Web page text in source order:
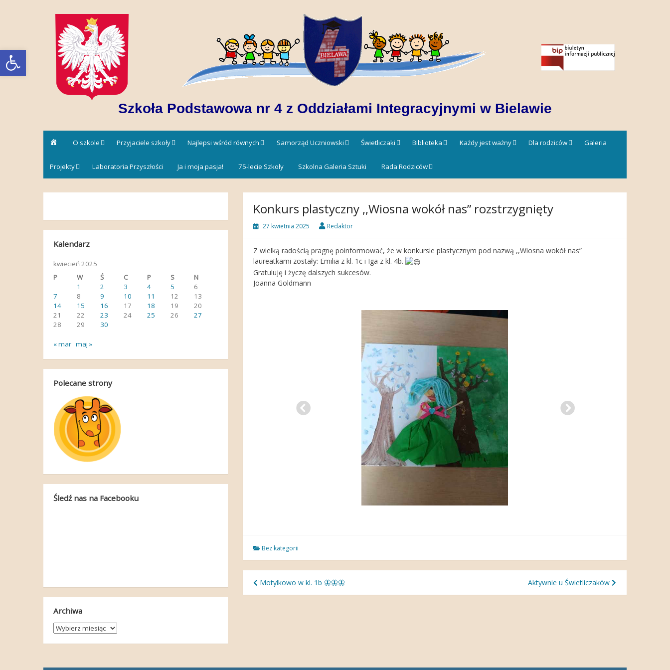
Open toolbar
Szkoła Podstawowa nr 4 z Oddziałami Integracyjnymi w Bielawie
Strona
główna
O szkole Przyjaciele szkoły Najlepsi wśród równych Samorząd Uczniowski Świetliczaki Biblioteka Każdy jest ważny Dla rodziców Galeria
Projekty Laboratoria Przyszłości Ja i moja pasja! 75-lecie Szkoły Szkolna Galeria Sztuki Rada Rodziców
Konkurs plastyczny ,,Wiosna wokół nas” rozstrzygnięty
27 kwietnia 2025 Redaktor
Z wielką radością pragnę poinformować, że w konkursie plastycznym pod nazwą ,,Wiosna wokół nas”
laureatkami zostały: Emilia z kl. 1c i Iga z kl. 4b.
Gratuluję i życzę dalszych sukcesów.
Joanna Goldmann
Bez kategorii
Nawigacja
wpisu
Motylkowo w kl. 1b 🦋🦋🦋 Aktywnie u Świetliczaków
Kalendarz
kwiecień 2025
P
W Ś C P S
N
1
2 3 4 5
6
7
8 9 10 11 12
13
14
15 16 17 18 19
20
21
22 23 24 25 26
27
28
29 30
« mar maj »
Polecane strony
Śledź nas na Facebooku
Archiwa
Archiwa